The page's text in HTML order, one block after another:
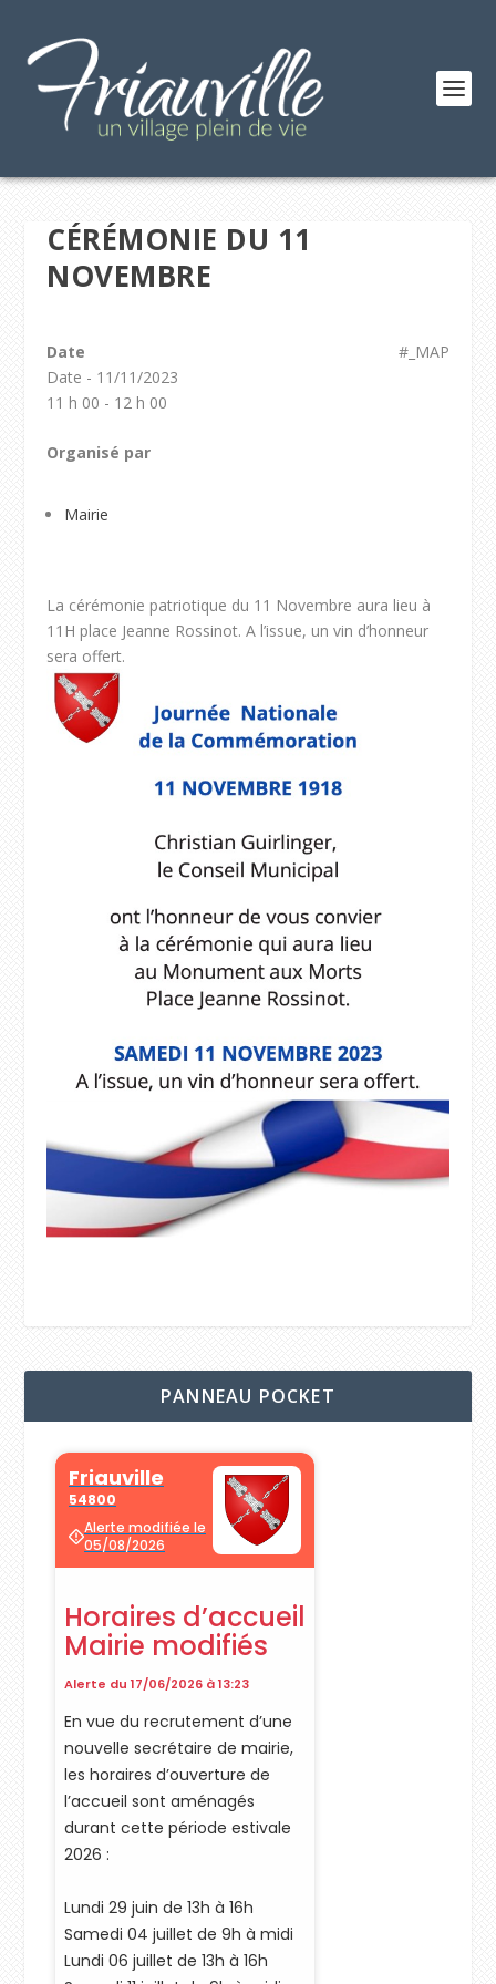
CÉRÉMONIE DU 11
NOVEMBRE
#_MAP
Date
Date - 11/11/2023
11 h 00 - 12 h 00
Organisé par
Mairie
La cérémonie patriotique du 11 Novembre aura lieu à
11H place Jeanne Rossinot. A l’issue, un vin d’honneur
sera offert.
PANNEAU POCKET